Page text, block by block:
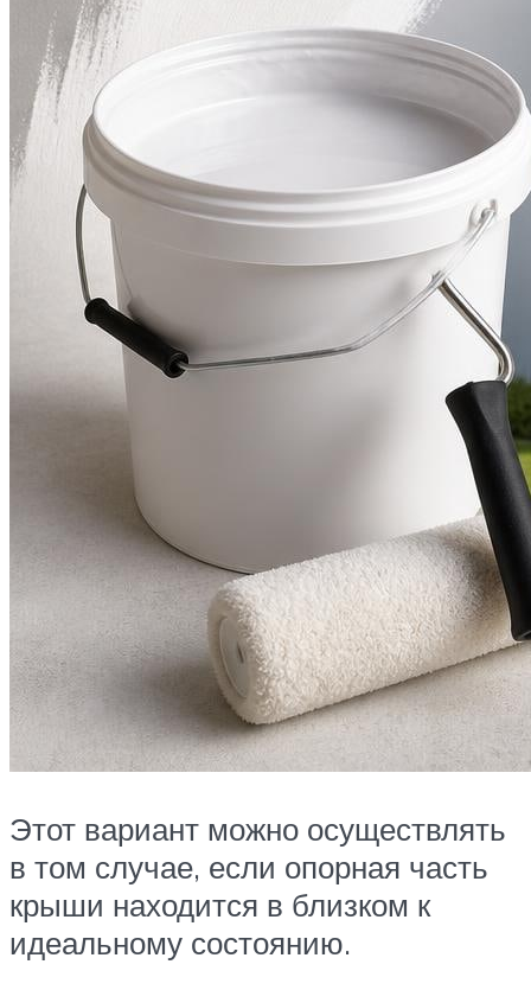
Этот вариант можно осуществлять
в том случае, если опорная часть
крыши находится в близком к
идеальному состоянию.